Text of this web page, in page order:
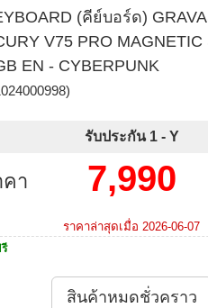
(คีย์บอร์ด)
V75 PRO MAGNETIC
EN - CYBERPUNK
รับประกัน 1 - Y
คา 7,990
ราคาล่าสุดเมื่อ 2026-06-07
สินค้าหมดชั่วคราว